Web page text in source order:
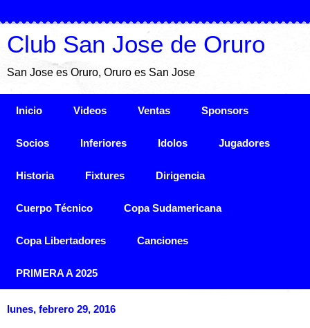
Club San Jose de Oruro
San Jose es Oruro, Oruro es San Jose
Inicio Videos Ventas Sponsors
Socios Inferiores Idolos Jugadores
Historia Fixtures Dirigencia
Cuerpo Técnico Copa Sudamericana
Copa Libertadores Canciones
PRIMERA A 2025
lunes, febrero 29, 2016